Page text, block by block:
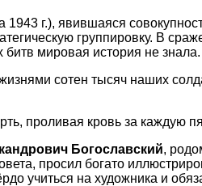
1943 г.), явившаяся
группировку. В
мировая история не знала.
сотен тысяч наших
проливая кровь за каждую
Богославский,
просил богато
учиться на художника и